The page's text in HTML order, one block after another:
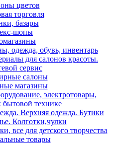
цветов
торговля
базары
шопы
одежда, обувь, инвентарь
для салонов красоты.
сервис
салоны
магазины
электротовары,
бытовой технике
Верхняя одежда. Бутики
Колготки,чулки
все для детского творчества
товары